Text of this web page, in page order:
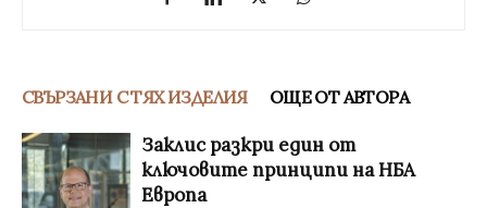
СВЪРЗАНИ С ТЯХ ИЗДЕЛИЯ ОЩЕ ОТ АВТОРА
Заклис разкри един от
ключовите принципи на НБА
Европа